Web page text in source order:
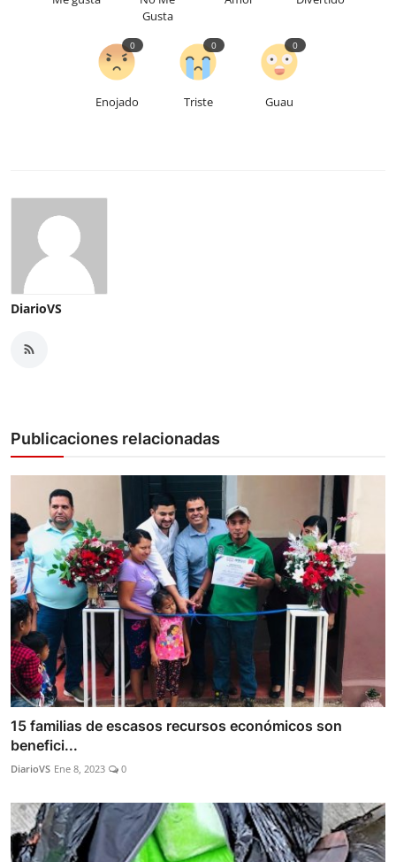
Gusta
Enojado
0
Triste
0
Guau
0
DiarioVS
Publicaciones relacionadas
15 familias de escasos recursos económicos son
benefici...
DiarioVS Ene 8, 2023 0